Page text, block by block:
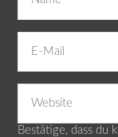
Bestätige, dass du